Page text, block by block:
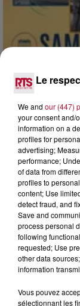
7 août 2026
DINER
Le
We and our (447)
your consent and/
information on a
profiles for
advertising;
performance;
of data from
profiles to
content; Use
detect fraud, and
Save and
process personal
following
requested; Use
other data
information
Vous pouvez
sélectionnant les